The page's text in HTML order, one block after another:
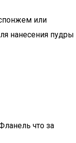
или
нанесения пудры
что за